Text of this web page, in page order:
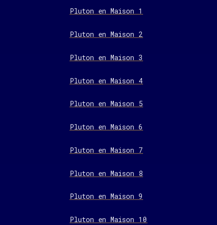
Pluton en Maison 1
Pluton en Maison 2
Pluton en Maison 3
Pluton en Maison 4
Pluton en Maison 5
Pluton en Maison 6
Pluton en Maison 7
Pluton en Maison 8
Pluton en Maison 9
Pluton en Maison 10